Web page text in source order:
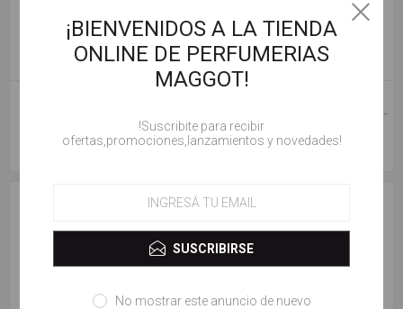
$ 23.100,00
LIFT FPS 15 7 EFECTOS ANTIAGE -
$ 37.000,00
¡BIENVENIDOS A LA TIENDA
ONLINE DE PERFUMERIAS
MAGGOT!
!Suscribite para recibir
ofertas,promociones,lanzamientos y novedades!
SUSCRIBIRSE
No mostrar este anuncio de nuevo